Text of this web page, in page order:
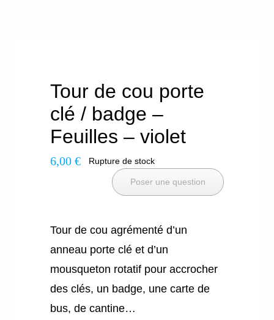
Tour de cou porte
clé / badge –
Feuilles – violet
6,00€ Rupture de stock
Poser une question
Tour de cou agrémenté d’un
anneau porte clé et d’un
mousqueton rotatif pour accrocher
des clés, un badge, une carte de
bus, de cantine…